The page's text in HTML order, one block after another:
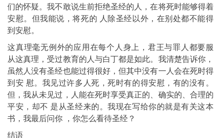
们的怀疑。我不敢说生前拒绝圣经的人，在将死时能够得着
安慰。但我能说，将死的 人除圣经以外，在别处都不能得
到安慰。
这真理毫无例外的应用在每个人身上，君王与罪人都要服
从这真理，受过教育的人与白丁都是如此。我清楚告诉你，
虽然人没有圣经也能过得很好，但其中没有一人会在死时得
到安 慰。我见过许多人死，死时有的得安慰，有的没有。
但，我从未见过，人能在死时享受真正的、确实的、合理的
平安，却不 是从圣经来的。我现在写给你的就是有关这本
书，我最后问你 ，你怎么看待圣经？
结语